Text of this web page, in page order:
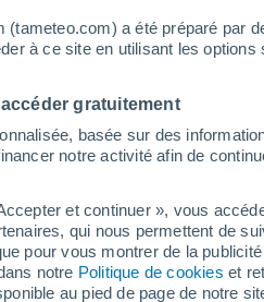
(tameteo.com) a été préparé par
à ce site en utilisant les options
gratuitement
basée sur des
notre activité afin de
et continuer », vous
qui nous permettent de
pour vous montrer de la
notre Politique de cookies et
au pied de page de notre
État d'Aguascalientes
l'état
août Toute la journée